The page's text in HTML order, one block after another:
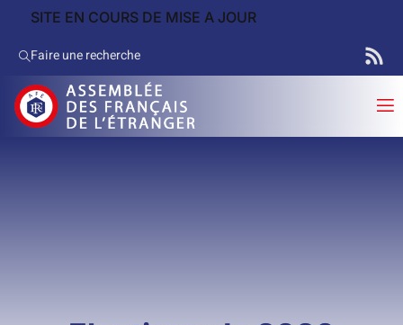
SITE EN COURS DE MISE A JOUR
Faire une recherche